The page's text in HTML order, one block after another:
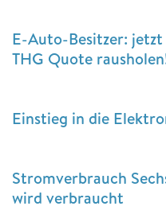
E-Auto-Besitzer:
THG Quote
Einstieg in die
Stromverbrauch
wird verbraucht